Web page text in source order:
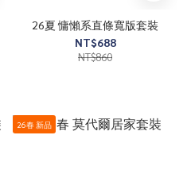
26夏 慵懶系直條寬版套裝
NT$688
NT$860
26春 新品